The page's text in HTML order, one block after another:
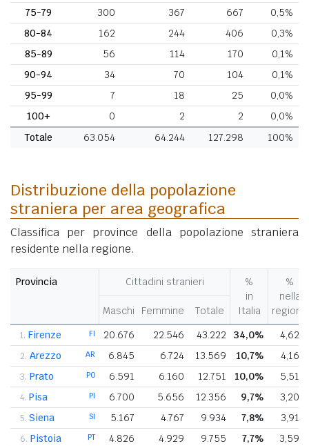
75-79
300 367 667
0,5%
80-84
162 244 406
0,3%
85-89
56 114 170
0,1%
90-94
34 70 104
0,1%
95-99
7 18 25
0,0%
100+
0 2 2
0,0%
Totale
63.054 64.244 127.298 100%
Distribuzione della popolazione
straniera per area geografica
Classifica per province della popolazione straniera
residente nella regione.
Provincia Cittadini stranieri
%
in
Italia
%
nella
regione
Maschi Femmine Totale
1. FI
Firenze 20.676 22.546 43.222 34,0% 4,62%
2. AR
Arezzo 6.845 6.724 13.569 10,7% 4,16%
3. PO
Prato 6.591 6.160 12.751 10,0% 5,51%
4. PI
Pisa 6.700 5.656 12.356 9,7% 3,20%
5. SI
Siena 5.167 4.767 9.934 7,8% 3,91%
6. PT
Pistoia 4.826 4.929 9.755 7,7% 3,59%